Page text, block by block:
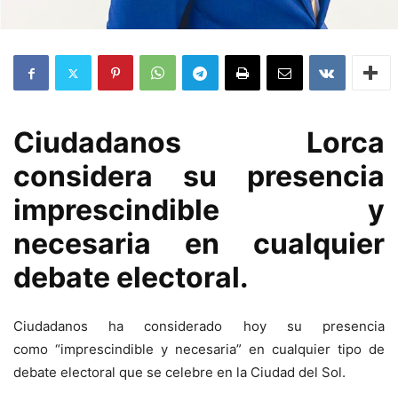
Ciudadanos Lorca
considera su presencia
imprescindible y
necesaria en cualquier
debate electoral.
Ciudadanos ha considerado hoy su presencia
como “imprescindible y necesaria” en cualquier tipo de
debate electoral que se celebre en la Ciudad del Sol.